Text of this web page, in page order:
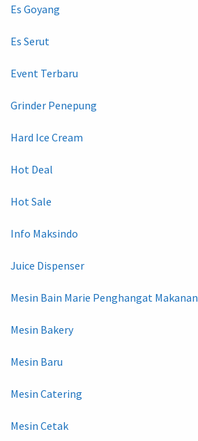
Es Goyang
Es Serut
Event Terbaru
Grinder Penepung
Hard Ice Cream
Hot Deal
Hot Sale
Info Maksindo
Juice Dispenser
Mesin Bain Marie Penghangat Makanan
Mesin Bakery
Mesin Baru
Mesin Catering
Mesin Cetak